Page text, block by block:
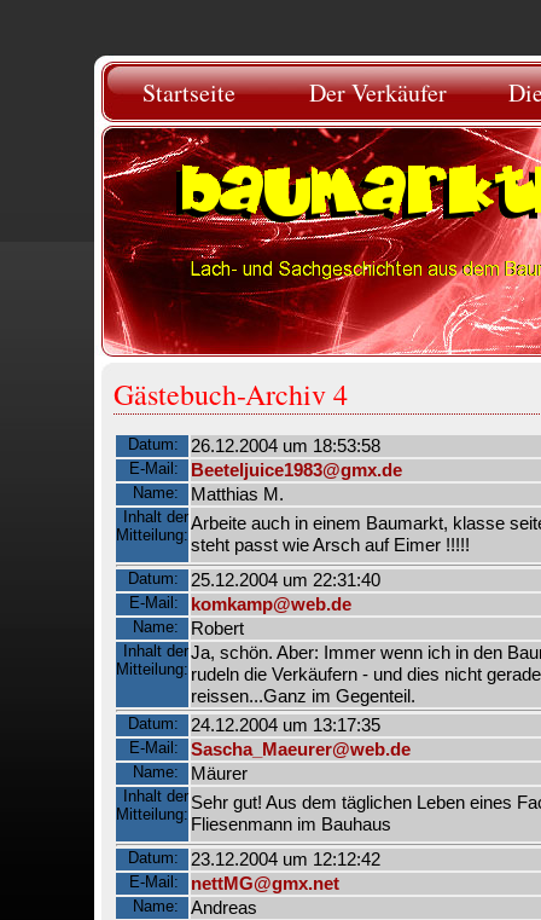
Startseite Der Verkäufer
Gästebuch-Archiv 4
Datum: 26.12.2004 um 18:53:58
E-Mail: Beeteljuice1983@gmx.de
Name: Matthias M.
Inhalt der
Mitteilung:
Arbeite auch in einem Baumarkt, klasse
steht passt wie Arsch auf Eimer !!!!!
Datum: 25.12.2004 um 22:31:40
E-Mail: komkamp@web.de
Name: Robert
Inhalt der
Mitteilung:
Ja, schön. Aber: Immer wenn ich in den
rudeln die Verkäufern - und dies nicht
reissen...Ganz im Gegenteil.
Datum: 24.12.2004 um 13:17:35
E-Mail: Sascha_Maeurer@web.de
Name: Mäurer
Inhalt der
Mitteilung:
Sehr gut! Aus dem täglichen Leben eines
Fliesenmann im Bauhaus
Datum: 23.12.2004 um 12:12:42
E-Mail: nettMG@gmx.net
Name: Andreas